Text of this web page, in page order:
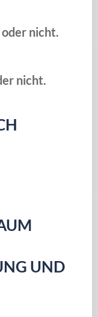
nicht.
nicht.
UND